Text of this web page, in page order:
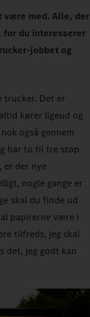
være med. Alle, der
for du interesserer
jobbet og
trucker. Det er
kører ligeud og
også gennem
har to til tre stop
er der nye
nogle gange er
skal du finde ud
papirerne være i
tilfreds, jeg skal
det, jeg godt kan